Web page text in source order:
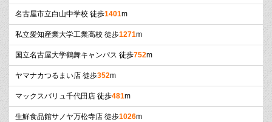
名古屋市立白山中学校 徒歩1401m
私立愛知産業大学工業高校 徒歩1271m
国立名古屋大学鶴舞キャンパス 徒歩752m
ヤマナカつるまい店 徒歩352m
マックスバリュ千代田店 徒歩481m
生鮮食品館サノヤ万松寺店 徒歩1026m